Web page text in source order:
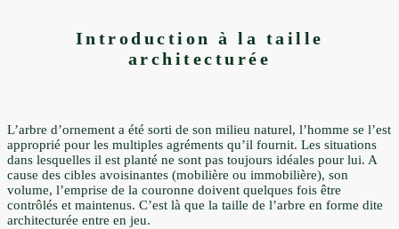
Introduction à la taille
architecturée
L’arbre d’ornement a été sorti de son milieu naturel, l’homme se l’est
approprié pour les multiples agréments qu’il fournit. Les situations
dans lesquelles il est planté ne sont pas toujours idéales pour lui. A
cause des cibles avoisinantes (mobilière ou immobilière), son
volume, l’emprise de la couronne doivent quelques fois être
contrôlés et maintenus. C’est là que la taille de l’arbre en forme dite
architecturée entre en jeu.